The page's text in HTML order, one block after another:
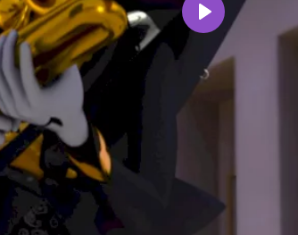
Воспроизвести